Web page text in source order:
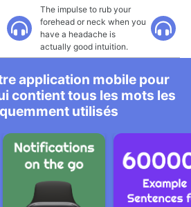
The impulse to rub your
forehead or neck when you
have a headache is
actually good intuition.
application mobile pour
contient tous les mots les
utilisés